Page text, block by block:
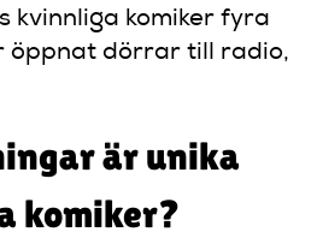
kvinnliga komiker fyra
öppnat dörrar till radio,
är unika
komiker?